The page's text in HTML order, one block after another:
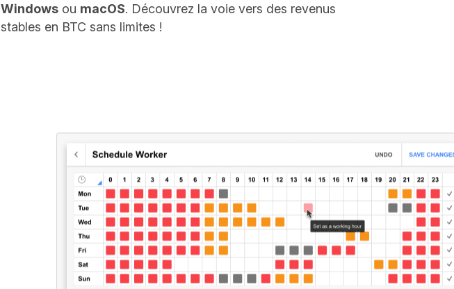
Windows ou macOS. Découvrez la voie vers des revenus
stables en BTC sans limites !